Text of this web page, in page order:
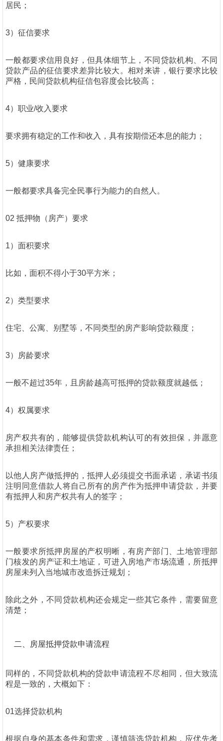
居民；
3）征信要求
一般都要求信用良好，但具体细节上，不同贷款机构、不同
贷款产品的征信要求差异比较大。相对来讲，银行要求比较
严格，民间贷款机构征信包容度会比较高；
4）职业/收入要求
要求拥有稳定的工作和收入，具有按期偿还本息的能力；
5）健康要求
一般都要求具备完全民事行为能力的自然人。
02 抵押物（房产）要求
1）面积要求
比如，面积不得小于30平方米；
2）类型要求
住宅、公寓、别墅等，不同类型的房产影响贷款额度；
3）房龄要求
一般不超过35年，且房龄越高可抵押的贷款额度就越低；
4）权属要求
房产权共有的，能够提供贷款机构认可的有效担保，并愿意
承担相关法律责任；
以他人房产做抵押的，抵押人必须提交书面承诺，承诺书须
注明同意借款人将自己所有的房产作为抵押申请贷款，并要
有抵押人和房产权共有人的签字；
5）产权要求
一般要求所抵押房屋的产权明晰，有房产部门、土地管理部
门核发的房产证和土地证，可进入房地产市场流通，所抵押
房屋未列入当地城市改造拆迁规划；
除此之外，不同贷款机构还会规定一些其它条件，需要留意
清楚；
二、房屋抵押贷款申请流程
同样的，不同贷款机构的贷款申请流程不尽相同，但大致流
程是一致的，大概如下：
01选择贷款机构
根据自身的基本条件和需求，谨慎筛选贷款机构，应优先考